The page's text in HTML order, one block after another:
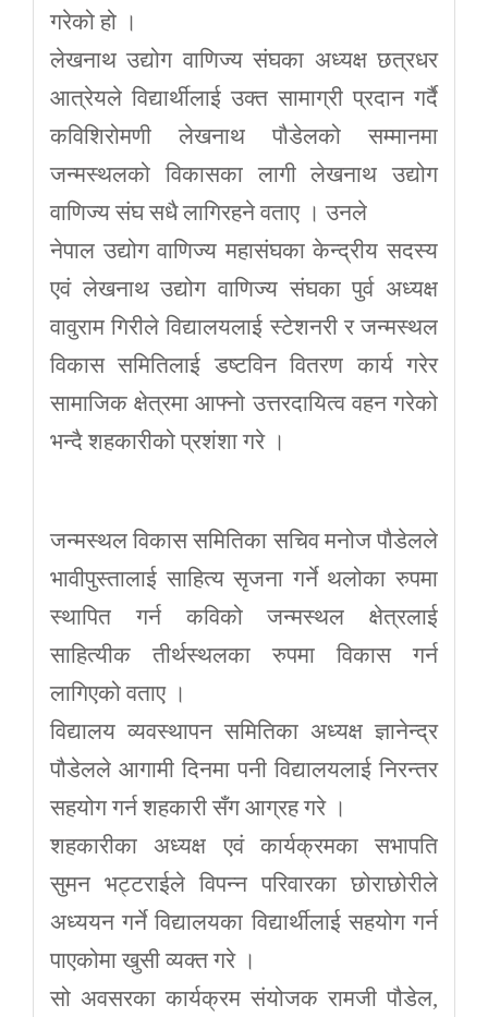
गरेको हो ।
लेखनाथ उद्योग वाणिज्य संघका अध्यक्ष छत्रधर
आत्रेयले विद्यार्थीलाई उक्त सामाग्री प्रदान गर्दै
कविशिरोमणी लेखनाथ पौडेलको सम्मानमा
जन्मस्थलको विकासका लागी लेखनाथ उद्योग
वाणिज्य संघ सधै लागिरहने वताए । उनले
नेपाल उद्योग वाणिज्य महासंघका केन्द्रीय सदस्य
एवं लेखनाथ उद्योग वाणिज्य संघका पुर्व अध्यक्ष
वावुराम गिरीले विद्यालयलाई स्टेशनरी र जन्मस्थल
विकास समितिलाई डष्टविन वितरण कार्य गरेर
सामाजिक क्षेत्रमा आफ्नो उत्तरदायित्व वहन गरेको
भन्दै शहकारीको प्रशंशा गरे ।
जन्मस्थल विकास समितिका सचिव मनोज पौडेलले
भावीपुस्तालाई साहित्य सृजना गर्ने थलोका रुपमा
स्थापित गर्न कविको जन्मस्थल क्षेत्रलाई
साहित्यीक तीर्थस्थलका रुपमा विकास गर्न
लागिएको वताए ।
विद्यालय व्यवस्थापन समितिका अध्यक्ष ज्ञानेन्द्र
पौडेलले आगामी दिनमा पनी विद्यालयलाई निरन्तर
सहयोग गर्न शहकारी सँग आग्रह गरे ।
शहकारीका अध्यक्ष एवं कार्यक्रमका सभापति
सुमन भट्टराईले विपन्न परिवारका छोराछोरीले
अध्ययन गर्ने विद्यालयका विद्यार्थीलाई सहयोग गर्न
पाएकोमा खुसी व्यक्त गरे ।
सो अवसरका कार्यक्रम संयोजक रामजी पौडेल,